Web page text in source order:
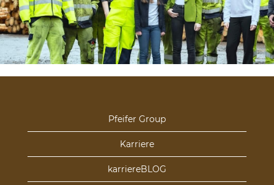
Pfeifer Group
Karriere
karriereBLOG